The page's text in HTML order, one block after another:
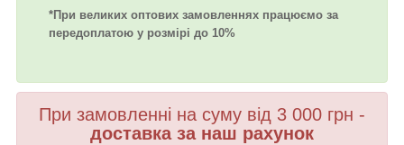
*При великих оптових замовленнях працюємо за
передоплатою у розмірі до 10%
При замовленні на суму від 3 000 грн -
доставка за наш рахунок